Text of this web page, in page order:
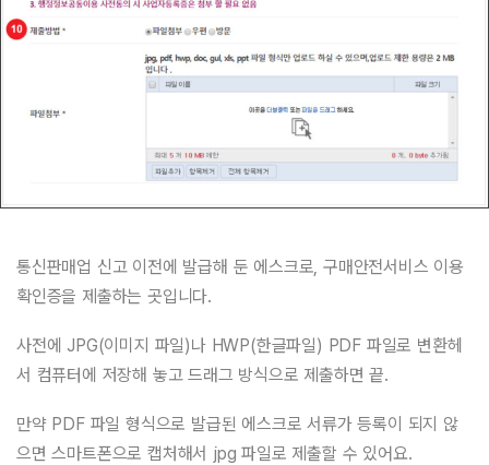
통신판매업 신고 이전에 발급해 둔 에스크로, 구매안전서비스 이용
확인증을 제출하는 곳입니다.
사전에 JPG(이미지 파일)나 HWP(한글파일) PDF 파일로 변환헤
서 컴퓨터에 저장해 놓고 드래그 방식으로 제출하면 끝.
만약 PDF 파일 형식으로 발급된 에스크로 서류가 등록이 되지 않
으면 스마트폰으로 캡처해서 jpg 파일로 제출할 수 있어요.